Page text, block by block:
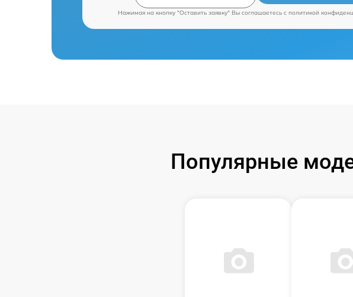
Нажимая на кнопку "Оставить заявку" Вы соглашаетесь c политикой
Популярные